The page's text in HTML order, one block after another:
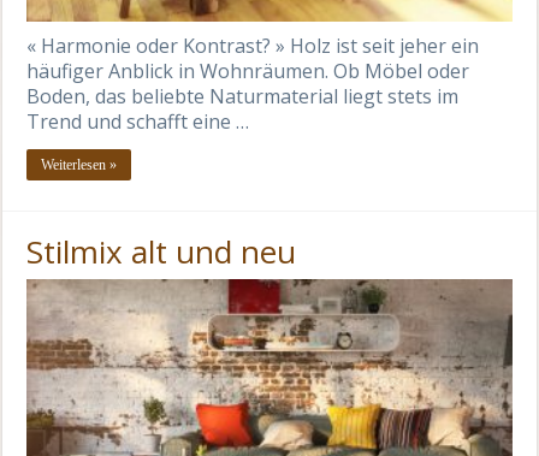
« Harmonie oder Kontrast? » Holz ist seit jeher ein
häufiger Anblick in Wohnräumen. Ob Möbel oder
Boden, das beliebte Naturmaterial liegt stets im
Trend und schafft eine …
Weiterlesen »
Stilmix alt und neu